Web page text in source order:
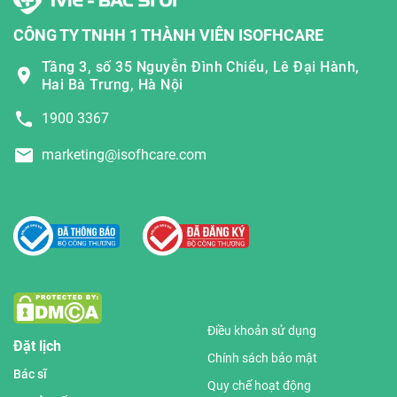
CÔNG TY TNHH 1 THÀNH VIÊN ISOFHCARE
Tầng 3, số 35 Nguyễn Đình Chiểu, Lê Đại Hành,
Hai Bà Trưng, Hà Nội
1900 3367
marketing@isofhcare.com
Đặt lịch
Bác sĩ
Điều khoản sử dụng
Chính sách bảo mật
Quy chế hoạt động